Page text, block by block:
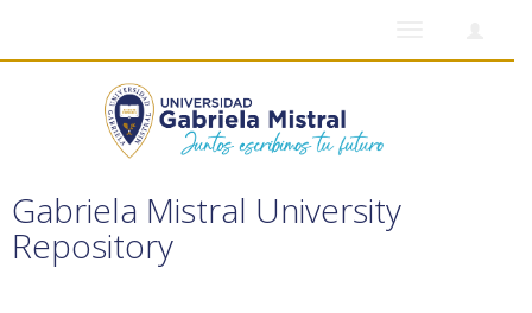
Gabriela Mistral University
Repository